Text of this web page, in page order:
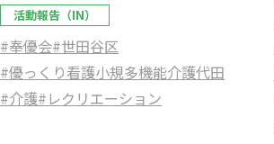
活動報告（IN）
#奉優会#世田谷区
#優っくり看護小規多機能介護代田
#介護#レクリエーション